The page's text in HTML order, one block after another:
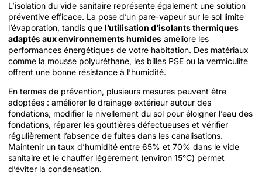
L’isolation du vide sanitaire représente également une solution
préventive efficace. La pose d’un pare-vapeur sur le sol limite
l’évaporation, tandis que l’utilisation d’isolants thermiques
adaptés aux environnements humides améliore les
performances énergétiques de votre habitation. Des matériaux
comme la mousse polyuréthane, les billes PSE ou la vermiculite
offrent une bonne résistance à l’humidité.
En termes de prévention, plusieurs mesures peuvent être
adoptées : améliorer le drainage extérieur autour des
fondations, modifier le nivellement du sol pour éloigner l’eau des
fondations, réparer les gouttières défectueuses et vérifier
régulièrement l’absence de fuites dans les canalisations.
Maintenir un taux d’humidité entre 65% et 70% dans le vide
sanitaire et le chauffer légèrement (environ 15°C) permet
d’éviter la condensation.